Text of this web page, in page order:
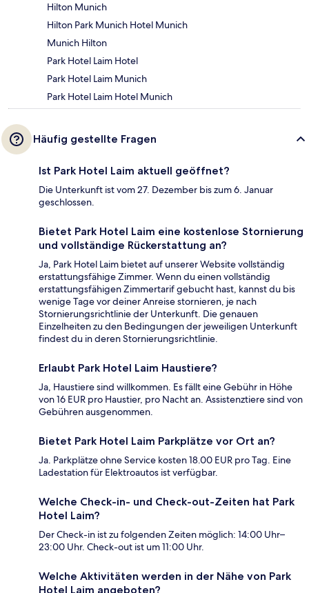
Hilton Munich
Hilton Park Munich Hotel Munich
Munich Hilton
Park Hotel Laim Hotel
Park Hotel Laim Munich
Park Hotel Laim Hotel Munich
Häufig gestellte Fragen
Ist Park Hotel Laim aktuell geöffnet?
Die Unterkunft ist vom 27. Dezember bis zum 6. Januar
geschlossen.
Bietet Park Hotel Laim eine kostenlose Stornierung
und vollständige Rückerstattung an?
Ja, Park Hotel Laim bietet auf unserer Website vollständig
erstattungsfähige Zimmer. Wenn du einen vollständig
erstattungsfähigen Zimmertarif gebucht hast, kannst du bis
wenige Tage vor deiner Anreise stornieren, je nach
Stornierungsrichtlinie der Unterkunft. Die genauen
Einzelheiten zu den Bedingungen der jeweiligen Unterkunft
findest du in deren Stornierungsrichtlinie.
Erlaubt Park Hotel Laim Haustiere?
Ja, Haustiere sind willkommen. Es fällt eine Gebühr in Höhe
von 16 EUR pro Haustier, pro Nacht an. Assistenztiere sind von
Gebühren ausgenommen.
Bietet Park Hotel Laim Parkplätze vor Ort an?
Ja. Parkplätze ohne Service kosten 18.00 EUR pro Tag. Eine
Ladestation für Elektroautos ist verfügbar.
Welche Check-in- und Check-out-Zeiten hat Park
Hotel Laim?
Der Check-in ist zu folgenden Zeiten möglich: 14:00 Uhr–
23:00 Uhr. Check-out ist um 11:00 Uhr.
Welche Aktivitäten werden in der Nähe von Park
Hotel Laim angeboten?